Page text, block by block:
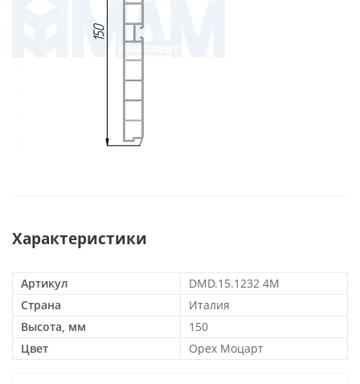
Характеристики
Артикул
DMD.15.1232 4M
Страна
Италия
Высота, мм
150
Цвет
Орех Моцарт